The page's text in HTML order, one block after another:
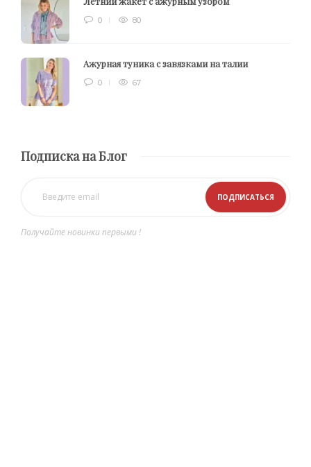
0 80
Ажурная туника с завязками на талии
0 67
Подписка на Блог
Получайте новинки первыми !